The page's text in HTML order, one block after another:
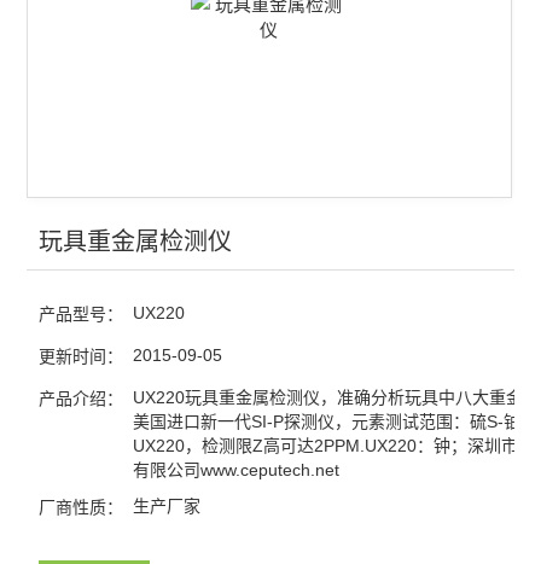
玩具重金属检测仪
产品型号： UX220
更新时间： 2015-09-05
产品介绍：
UX220玩具重金属检测仪，准确分析玩具中八大重金
美国进口新一代SI-P探测仪，元素测试范围：硫S-铀U.
UX220，检测限Z高可达2PPM.UX220：钟；深圳市策
有限公司www.ceputech.net
厂商性质： 生产厂家